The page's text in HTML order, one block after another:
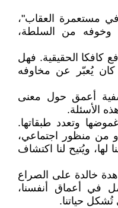
مستعمرة العقاب"،
وخوفه من السلطة،
كافكا الحقيقية. فهل
كان يُعبّر عن مخاوفه
أعمق حول معنى
الأسئلة.
وتعدد طبقاتها.
من منظور اجتماعي،
ويُتيح لنا اكتشاف
خالدة على الصراع
في أعماق أنفسنا،
تُشكل حياتنا.